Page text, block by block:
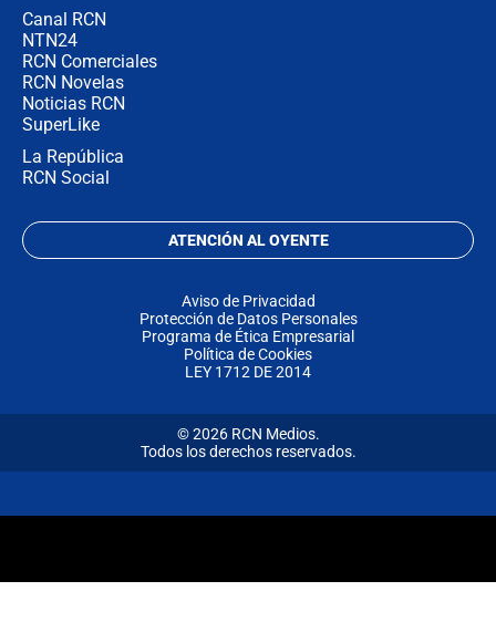
Canal RCN
NTN24
RCN Comerciales
RCN Novelas
Noticias RCN
SuperLike
La República
RCN Social
ATENCIÓN AL OYENTE
Aviso de Privacidad
Protección de Datos Personales
Programa de Ética Empresarial
Política de Cookies
LEY 1712 DE 2014
© 2026 RCN Medios.
Todos los derechos reservados.